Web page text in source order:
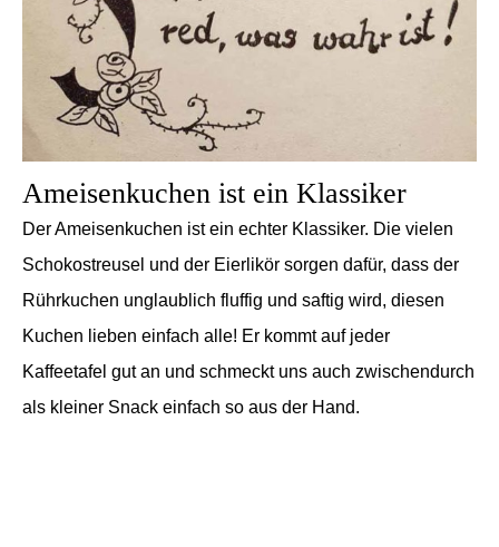
Ameisenkuchen ist ein Klassiker
Der Ameisenkuchen ist ein echter Klassiker. Die vielen
Schokostreusel und der Eierlikör sorgen dafür, dass der
Rührkuchen unglaublich fluffig und saftig wird, diesen
Kuchen lieben einfach alle! Er kommt auf jeder
Kaffeetafel gut an und schmeckt uns auch zwischendurch
als kleiner Snack einfach so aus der Hand.